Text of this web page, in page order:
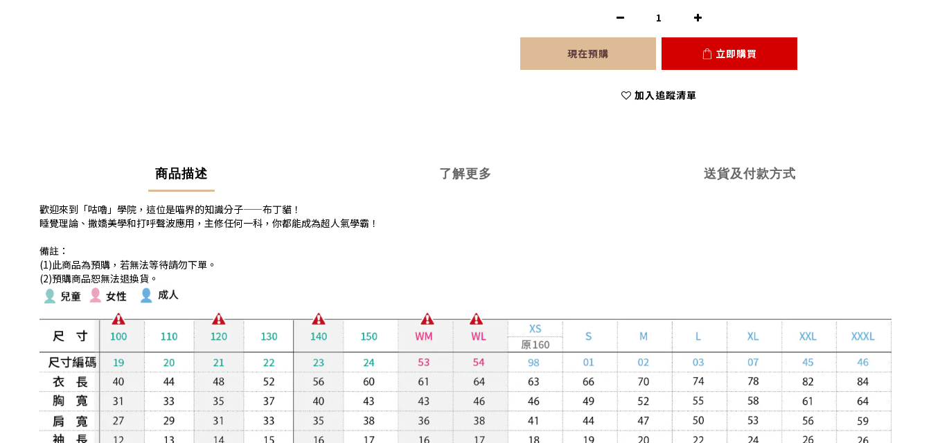
現在預購 立即購買
加入追蹤清單
商品描述 了解更多 送貨及付款方式
歡迎來到「咕嚕」學院，這位是喵界的知識分子——布丁貓！
睡覺理論、撒嬌美學和打呼聲波應用，主修任何一科，你都能成為超人氣學霸！
備註：
(1)此商品為預購，若無法等待請勿下單。
(2)預購商品恕無法退換貨。